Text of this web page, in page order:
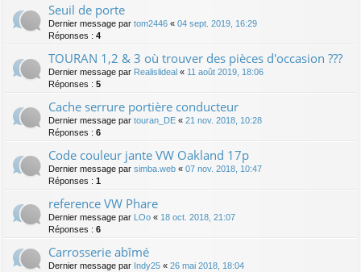
Seuil de porte
Dernier message par tom2446 « 04 sept. 2019, 16:29
Réponses : 4
TOURAN 1,2 & 3 où trouver des pièces d'occasion ???
Dernier message par Realislideal « 11 août 2019, 18:06
Réponses : 5
Cache serrure portière conducteur
Dernier message par touran_DE « 21 nov. 2018, 10:28
Réponses : 6
Code couleur jante VW Oakland 17p
Dernier message par simba.web « 07 nov. 2018, 10:47
Réponses : 1
reference VW Phare
Dernier message par LOo « 18 oct. 2018, 21:07
Réponses : 6
Carrosserie abîmé
Dernier message par Indy25 « 26 mai 2018, 18:04